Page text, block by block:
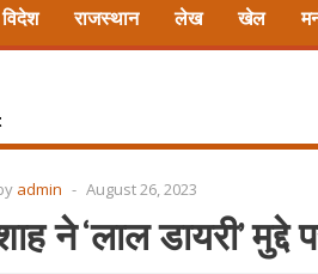
विदेश राजस्थान लेख खेल
admin - August 26, 2023
ने ‘लाल डायरी’